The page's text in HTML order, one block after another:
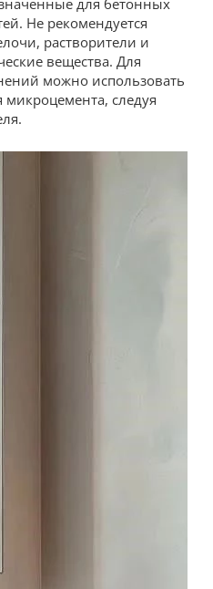
для бетонных
Не рекомендуется
растворители и
вещества. Для
можно использовать
микроцемента, следуя